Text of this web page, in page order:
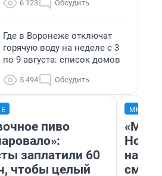
6 123 Обсудить
Где в Воронеже отключат
горячую воду на неделе с 3
по 9 августа: список домов
5 494 Обсудить
пиво
заплатили 60
чтобы целый
«Мы